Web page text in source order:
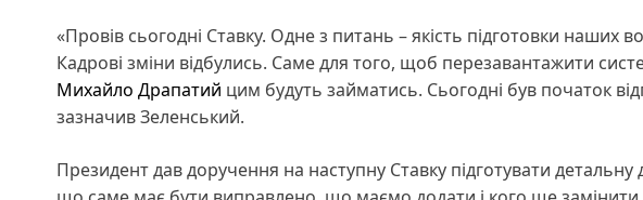
«Провів сьогодні Ставку. Одне з питань – якість підготовки наших
Кадрові зміни відбулись. Саме для того, щоб перезавантажити
Михайло Драпатий цим будуть займатись. Сьогодні був початок
зазначив Зеленський.
Президент дав доручення на наступну Ставку підготувати детальну